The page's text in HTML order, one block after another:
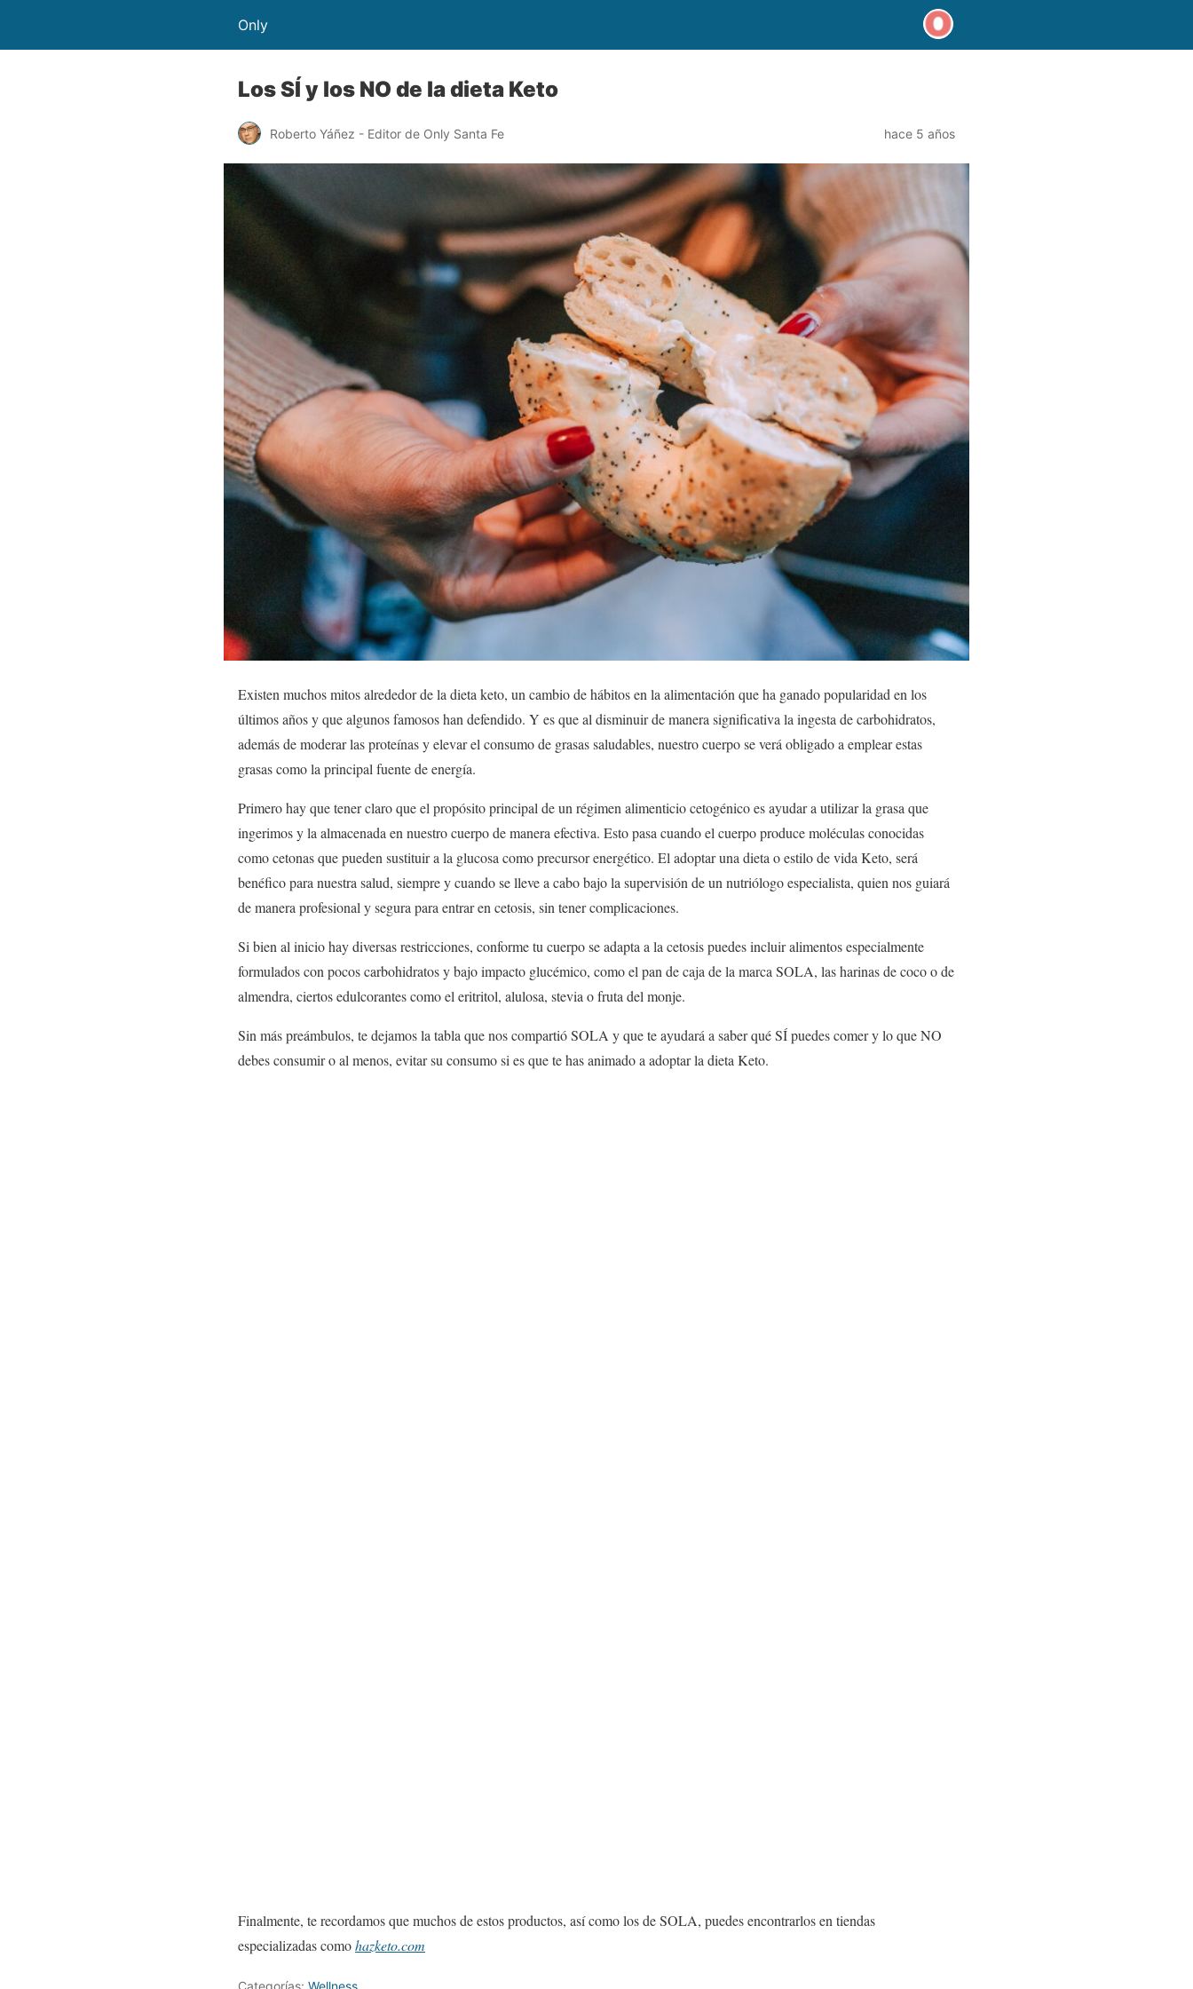
Only
Los SÍ y los NO de la dieta Keto
Roberto Yáñez - Editor de Only Santa Fe hace 5 años
Existen muchos mitos alrededor de la dieta keto, un cambio de hábitos en la alimentación que ha ganado popularidad en los
últimos años y que algunos famosos han defendido. Y es que al disminuir de manera significativa la ingesta de carbohidratos,
además de moderar las proteínas y elevar el consumo de grasas saludables, nuestro cuerpo se verá obligado a emplear estas
grasas como la principal fuente de energía.
Primero hay que tener claro que el propósito principal de un régimen alimenticio cetogénico es ayudar a utilizar la grasa que
ingerimos y la almacenada en nuestro cuerpo de manera efectiva. Esto pasa cuando el cuerpo produce moléculas conocidas
como cetonas que pueden sustituir a la glucosa como precursor energético. El adoptar una dieta o estilo de vida Keto, será
benéfico para nuestra salud, siempre y cuando se lleve a cabo bajo la supervisión de un nutriólogo especialista, quien nos guiará
de manera profesional y segura para entrar en cetosis, sin tener complicaciones.
Si bien al inicio hay diversas restricciones, conforme tu cuerpo se adapta a la cetosis puedes incluir alimentos especialmente
formulados con pocos carbohidratos y bajo impacto glucémico, como el pan de caja de la marca SOLA, las harinas de coco o de
almendra, ciertos edulcorantes como el eritritol, alulosa, stevia o fruta del monje.
Sin más preámbulos, te dejamos la tabla que nos compartió SOLA y que te ayudará a saber qué SÍ puedes comer y lo que NO
debes consumir o al menos, evitar su consumo si es que te has animado a adoptar la dieta Keto.
Finalmente, te recordamos que muchos de estos productos, así como los de SOLA, puedes encontrarlos en tiendas
especializadas comohazketo.com